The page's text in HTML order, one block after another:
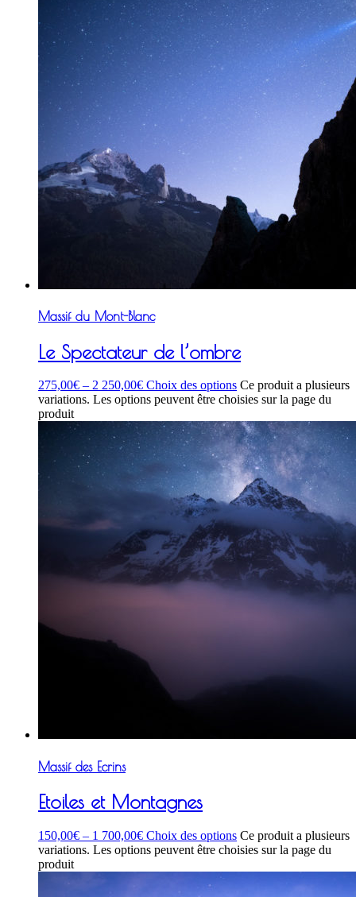
Massif du Mont-Blanc
Le Spectateur de l’ombre
275,00€ – 2 250,00€ Choix des options Ce produit a plusieurs
variations. Les options peuvent être choisies sur la page du
produit
Massif des Ecrins
Etoiles et Montagnes
150,00€ – 1 700,00€ Choix des options Ce produit a plusieurs
variations. Les options peuvent être choisies sur la page du
produit